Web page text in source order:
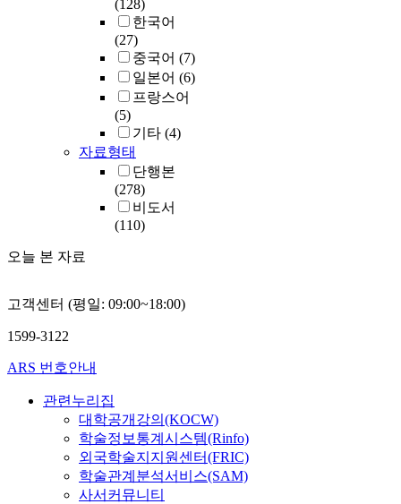
(128)
한국어
(27)
중국어 (7)
일본어 (6)
프랑스어
(5)
기타 (4)
자료형태
단행본
(278)
비도서
(110)
오늘 본 자료
고객센터 (평일: 09:00~18:00)
1599-3122
ARS 번호안내
관련누리집
대학공개강의(KOCW)
학술정보통계시스템(Rinfo)
외국학술지지원센터(FRIC)
학술관계분석서비스(SAM)
사서커뮤니티